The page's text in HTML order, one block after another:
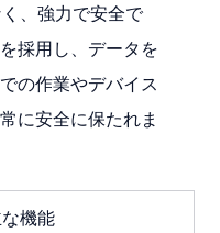
、強力で安全で
採用し、データを
の作業やデバイス
に安全に保たれま
機能